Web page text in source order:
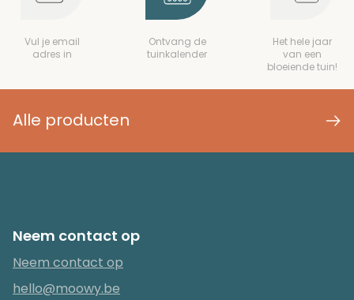
Vul je email
adres in
Ontvang de
tuinkalender
Het hele jaar
van een
bloeiende tuin!
Alle producten
Neem contact op
Neem contact op
hello@moowy.be